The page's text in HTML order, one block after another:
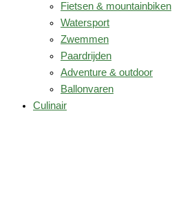
Fietsen & mountainbiken
Watersport
Zwemmen
Paardrijden
Adventure & outdoor
Ballonvaren
Culinair